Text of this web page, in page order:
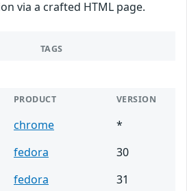
via a crafted HTML page.
TAGS
PRODUCT VERSION
chrome
*
fedora
30
fedora
31